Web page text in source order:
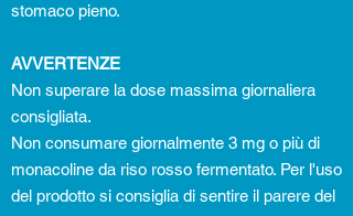
stomaco pieno.
AVVERTENZE
Non superare la dose massima giornaliera
consigliata.
Non consumare giornalmente 3 mg o più di
monacoline da riso rosso fermentato. Per l'uso
del prodotto si consiglia di sentire il parere del